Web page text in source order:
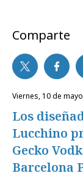
Comparte
viernes, 10 de
Los
Lucchino
Gecko
Barcelona